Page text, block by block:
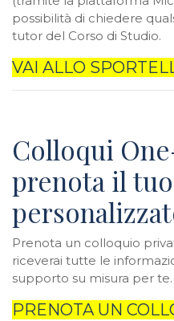
possibilità di chiedere
tutor del Corso di Studio.
VAI ALLO
Colloqui
prenota il
Prenota un colloquio
riceverai tutte le
supporto su misura per te.
PRENOTA UN